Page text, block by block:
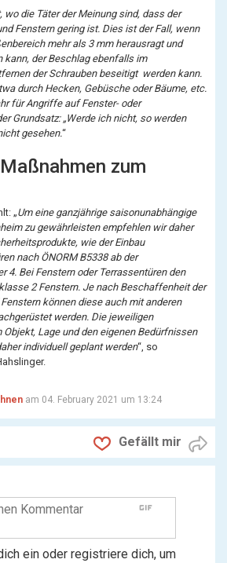
wo die Täter der Meinung sind, dass der
Fenstern gering ist. Dies ist der Fall, wenn
mehr als 3 mm herausragt und
kann, der Beschlag ebenfalls im
der Schrauben beseitigt werden kann.
durch Hecken, Gebüsche oder Bäume, etc.
für Angriffe auf Fenster- oder
Grundsatz: „Werde ich nicht, so werden
gesehen.“
zum
„Um eine ganzjährige saisonunabhängige
zu gewährleisten empfehlen wir daher
wie der Einbau
nach ÖNORM B5338 ab der
4. Bei Fenstern oder Terrassentüren den
2 Fenstern. Je nach Beschaffenheit der
können diese auch mit anderen
werden. Die jeweiligen
Objekt, Lage und den eigenen Bedürfnissen
individuell geplant werden“, so
am 04. February 2021 um 13:24
Gefällt mir
gif
ein oder registriere dich, um